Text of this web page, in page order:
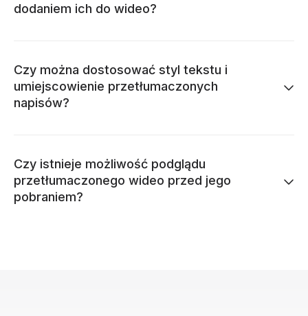
dodaniem ich do wideo?
Czy można dostosować styl tekstu i
umiejscowienie przetłumaczonych
napisów?
Czy istnieje możliwość podglądu
przetłumaczonego wideo przed jego
pobraniem?